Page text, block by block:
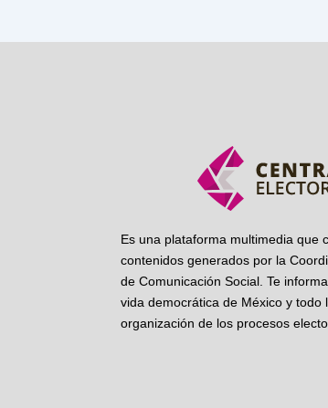
Es una plataforma multimedia que
contenidos generados por la
de Comunicación Social. Te
vida democrática de México y todo
organización de los procesos